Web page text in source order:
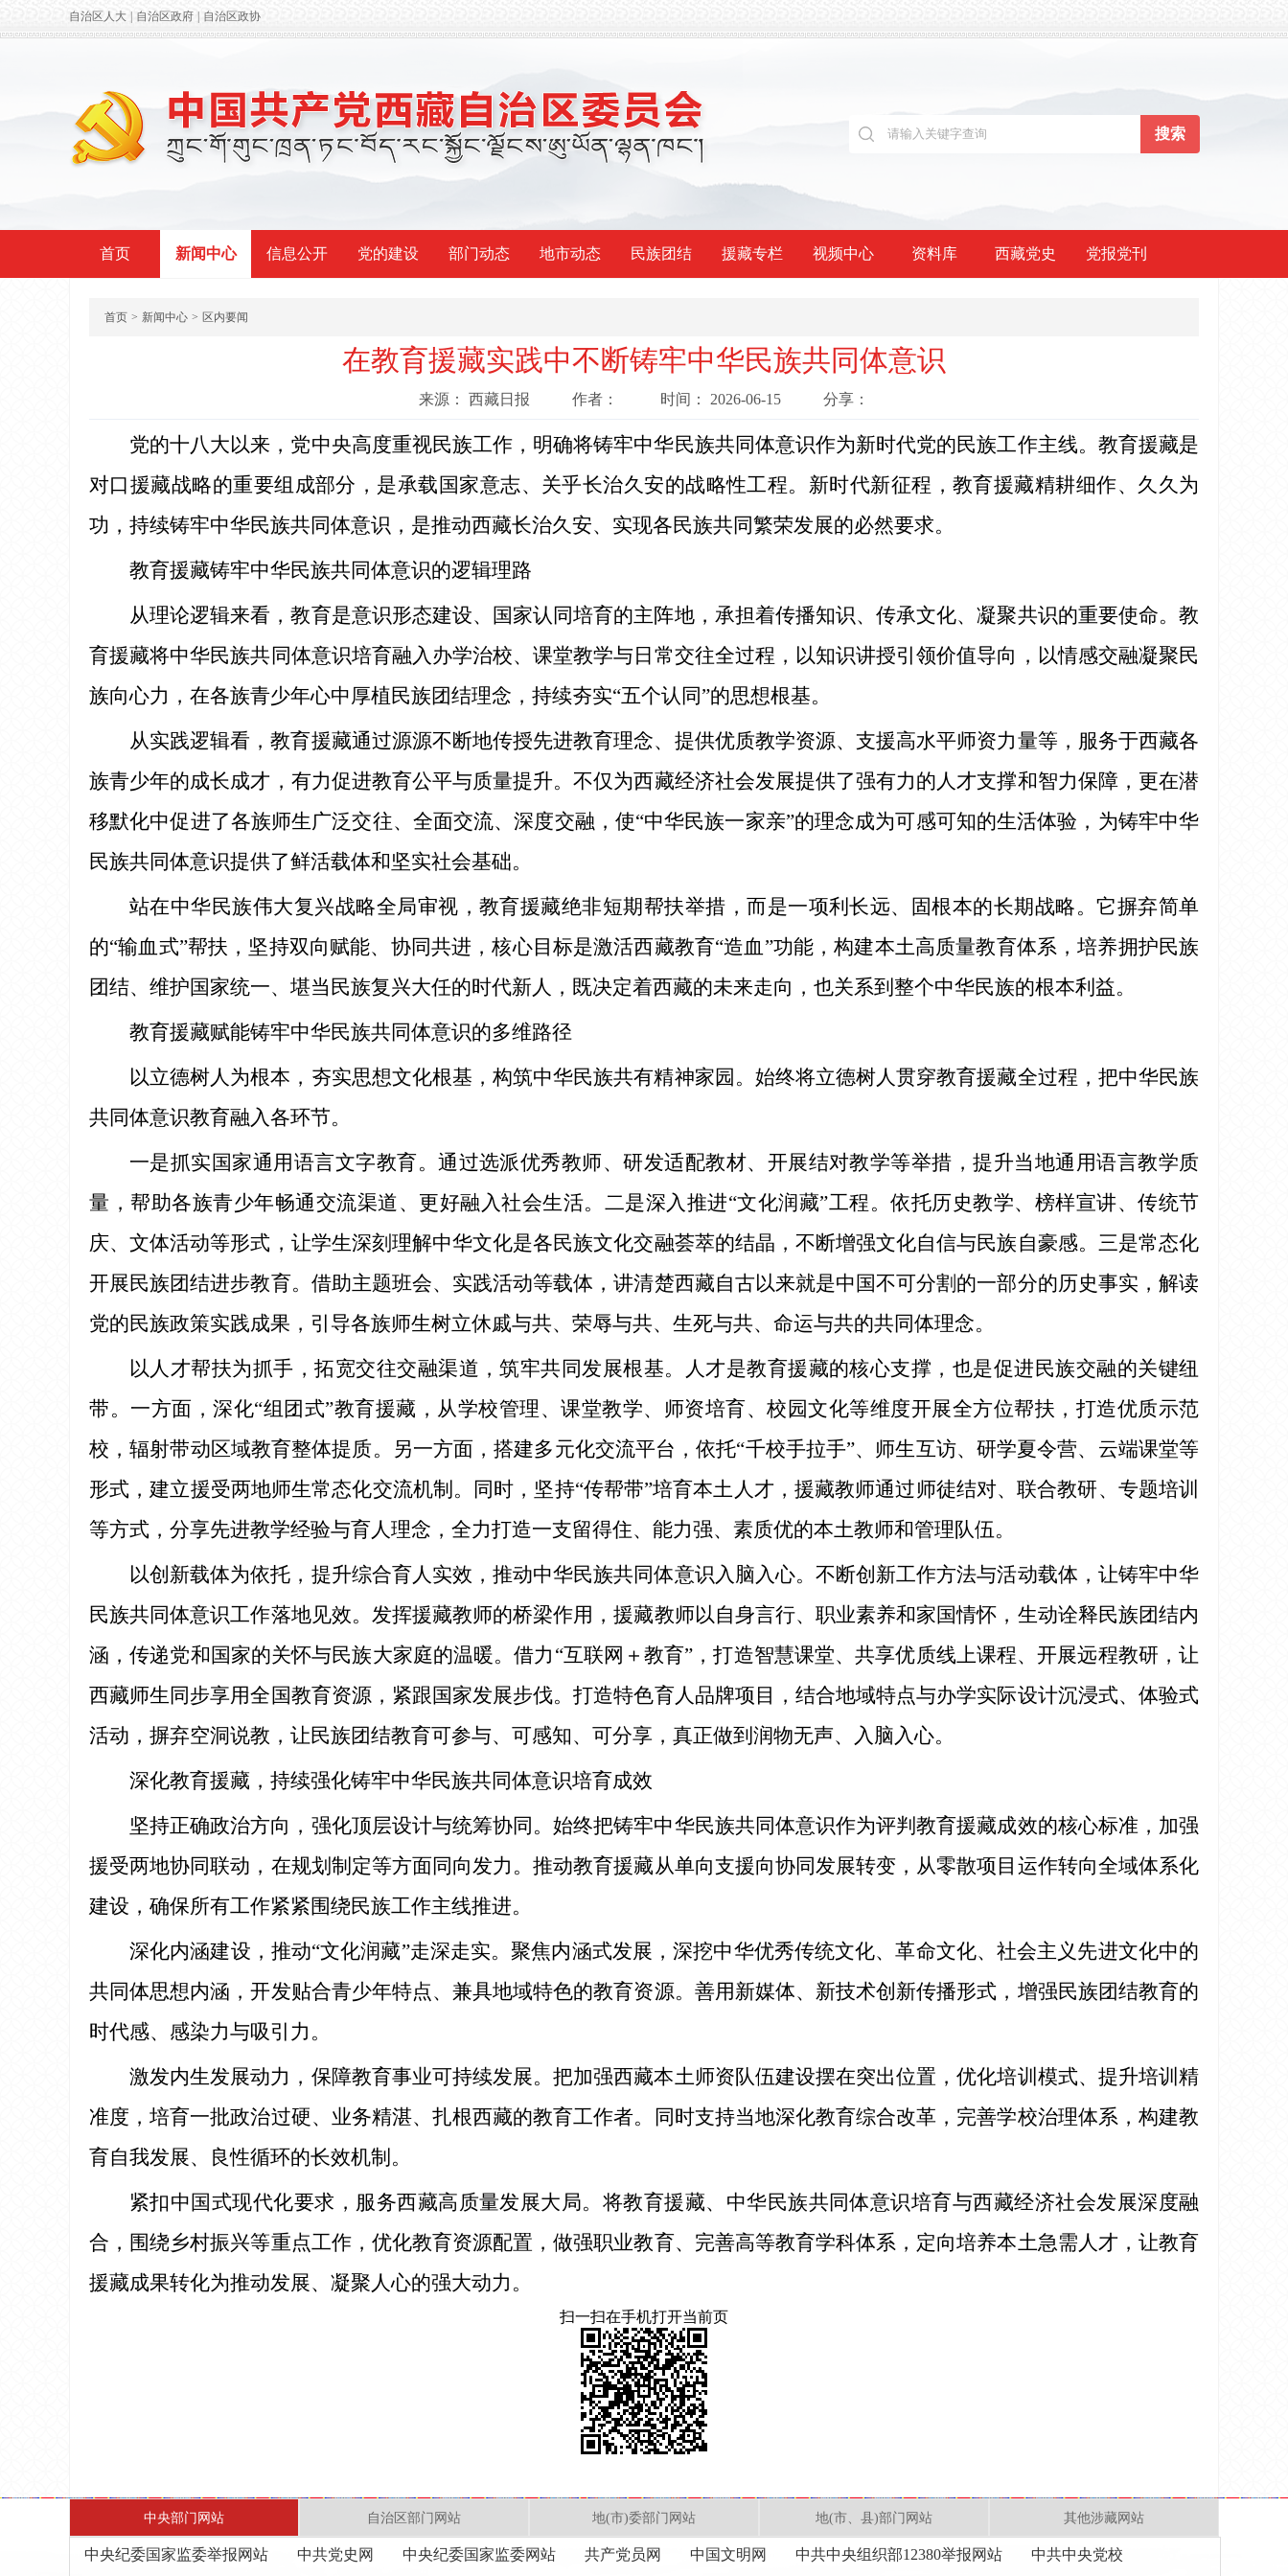
自治区人大 自治区政府 自治区政协
首页 新闻中心 信息公开 党的建设 部门动态 地市动态 民族团结 援藏专栏 视频中心 资料库 西藏党史 党报党刊
首页 > 新闻中心 > 区内要闻
在教育援藏实践中不断铸牢中华民族共同体意识
来源： 西藏日报 作者： 时间： 2026-06-15 分享：
党的十八大以来，党中央高度重视民族工作，明确将铸牢中华民族共同体意识作为新时代党的民族工作主线。教育援藏是
对口援藏战略的重要组成部分，是承载国家意志、关乎长治久安的战略性工程。新时代新征程，教育援藏精耕细作、久久为
功，持续铸牢中华民族共同体意识，是推动西藏长治久安、实现各民族共同繁荣发展的必然要求。
教育援藏铸牢中华民族共同体意识的逻辑理路
从理论逻辑来看，教育是意识形态建设、国家认同培育的主阵地，承担着传播知识、传承文化、凝聚共识的重要使命。教
育援藏将中华民族共同体意识培育融入办学治校、课堂教学与日常交往全过程，以知识讲授引领价值导向，以情感交融凝聚民
族向心力，在各族青少年心中厚植民族团结理念，持续夯实“五个认同”的思想根基。
从实践逻辑看，教育援藏通过源源不断地传授先进教育理念、提供优质教学资源、支援高水平师资力量等，服务于西藏各
族青少年的成长成才，有力促进教育公平与质量提升。不仅为西藏经济社会发展提供了强有力的人才支撑和智力保障，更在潜
移默化中促进了各族师生广泛交往、全面交流、深度交融，使“中华民族一家亲”的理念成为可感可知的生活体验，为铸牢中华
民族共同体意识提供了鲜活载体和坚实社会基础。
站在中华民族伟大复兴战略全局审视，教育援藏绝非短期帮扶举措，而是一项利长远、固根本的长期战略。它摒弃简单
的“输血式”帮扶，坚持双向赋能、协同共进，核心目标是激活西藏教育“造血”功能，构建本土高质量教育体系，培养拥护民族
团结、维护国家统一、堪当民族复兴大任的时代新人，既决定着西藏的未来走向，也关系到整个中华民族的根本利益。
教育援藏赋能铸牢中华民族共同体意识的多维路径
以立德树人为根本，夯实思想文化根基，构筑中华民族共有精神家园。始终将立德树人贯穿教育援藏全过程，把中华民族
共同体意识教育融入各环节。
一是抓实国家通用语言文字教育。通过选派优秀教师、研发适配教材、开展结对教学等举措，提升当地通用语言教学质
量，帮助各族青少年畅通交流渠道、更好融入社会生活。二是深入推进“文化润藏”工程。依托历史教学、榜样宣讲、传统节
庆、文体活动等形式，让学生深刻理解中华文化是各民族文化交融荟萃的结晶，不断增强文化自信与民族自豪感。三是常态化
开展民族团结进步教育。借助主题班会、实践活动等载体，讲清楚西藏自古以来就是中国不可分割的一部分的历史事实，解读
党的民族政策实践成果，引导各族师生树立休戚与共、荣辱与共、生死与共、命运与共的共同体理念。
以人才帮扶为抓手，拓宽交往交融渠道，筑牢共同发展根基。人才是教育援藏的核心支撑，也是促进民族交融的关键纽
带。一方面，深化“组团式”教育援藏，从学校管理、课堂教学、师资培育、校园文化等维度开展全方位帮扶，打造优质示范
校，辐射带动区域教育整体提质。另一方面，搭建多元化交流平台，依托“千校手拉手”、师生互访、研学夏令营、云端课堂等
形式，建立援受两地师生常态化交流机制。同时，坚持“传帮带”培育本土人才，援藏教师通过师徒结对、联合教研、专题培训
等方式，分享先进教学经验与育人理念，全力打造一支留得住、能力强、素质优的本土教师和管理队伍。
以创新载体为依托，提升综合育人实效，推动中华民族共同体意识入脑入心。不断创新工作方法与活动载体，让铸牢中华
民族共同体意识工作落地见效。发挥援藏教师的桥梁作用，援藏教师以自身言行、职业素养和家国情怀，生动诠释民族团结内
涵，传递党和国家的关怀与民族大家庭的温暖。借力“互联网＋教育”，打造智慧课堂、共享优质线上课程、开展远程教研，让
西藏师生同步享用全国教育资源，紧跟国家发展步伐。打造特色育人品牌项目，结合地域特点与办学实际设计沉浸式、体验式
活动，摒弃空洞说教，让民族团结教育可参与、可感知、可分享，真正做到润物无声、入脑入心。
深化教育援藏，持续强化铸牢中华民族共同体意识培育成效
坚持正确政治方向，强化顶层设计与统筹协同。始终把铸牢中华民族共同体意识作为评判教育援藏成效的核心标准，加强
援受两地协同联动，在规划制定等方面同向发力。推动教育援藏从单向支援向协同发展转变，从零散项目运作转向全域体系化
建设，确保所有工作紧紧围绕民族工作主线推进。
深化内涵建设，推动“文化润藏”走深走实。聚焦内涵式发展，深挖中华优秀传统文化、革命文化、社会主义先进文化中的
共同体思想内涵，开发贴合青少年特点、兼具地域特色的教育资源。善用新媒体、新技术创新传播形式，增强民族团结教育的
时代感、感染力与吸引力。
激发内生发展动力，保障教育事业可持续发展。把加强西藏本土师资队伍建设摆在突出位置，优化培训模式、提升培训精
准度，培育一批政治过硬、业务精湛、扎根西藏的教育工作者。同时支持当地深化教育综合改革，完善学校治理体系，构建教
育自我发展、良性循环的长效机制。
紧扣中国式现代化要求，服务西藏高质量发展大局。将教育援藏、中华民族共同体意识培育与西藏经济社会发展深度融
合，围绕乡村振兴等重点工作，优化教育资源配置，做强职业教育、完善高等教育学科体系，定向培养本土急需人才，让教育
援藏成果转化为推动发展、凝聚人心的强大动力。
扫一扫在手机打开当前页
中央部门网站 自治区部门网站 地(市)委部门网站 地(市、县)部门网站 其他涉藏网站
中央纪委国家监委举报网站 中共党史网 中央纪委国家监委网站 共产党员网 中国文明网 中共中央组织部12380举报网站 中共中央党校